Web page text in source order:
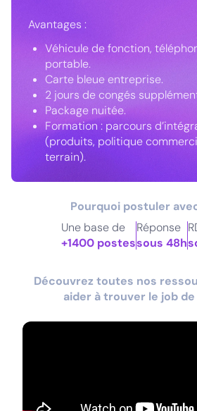
Avantages :
Véhicule de fonction,
portable.
Carte bleue entreprise.
2 jours de congés
Package nuitée.
Formation : parcours
(produits, politique
terrain).
Pourquoi postuler
Une base de
+1400 postes
Réponse
sous 48h
Découvrez toutes nos
aider à trouver le job